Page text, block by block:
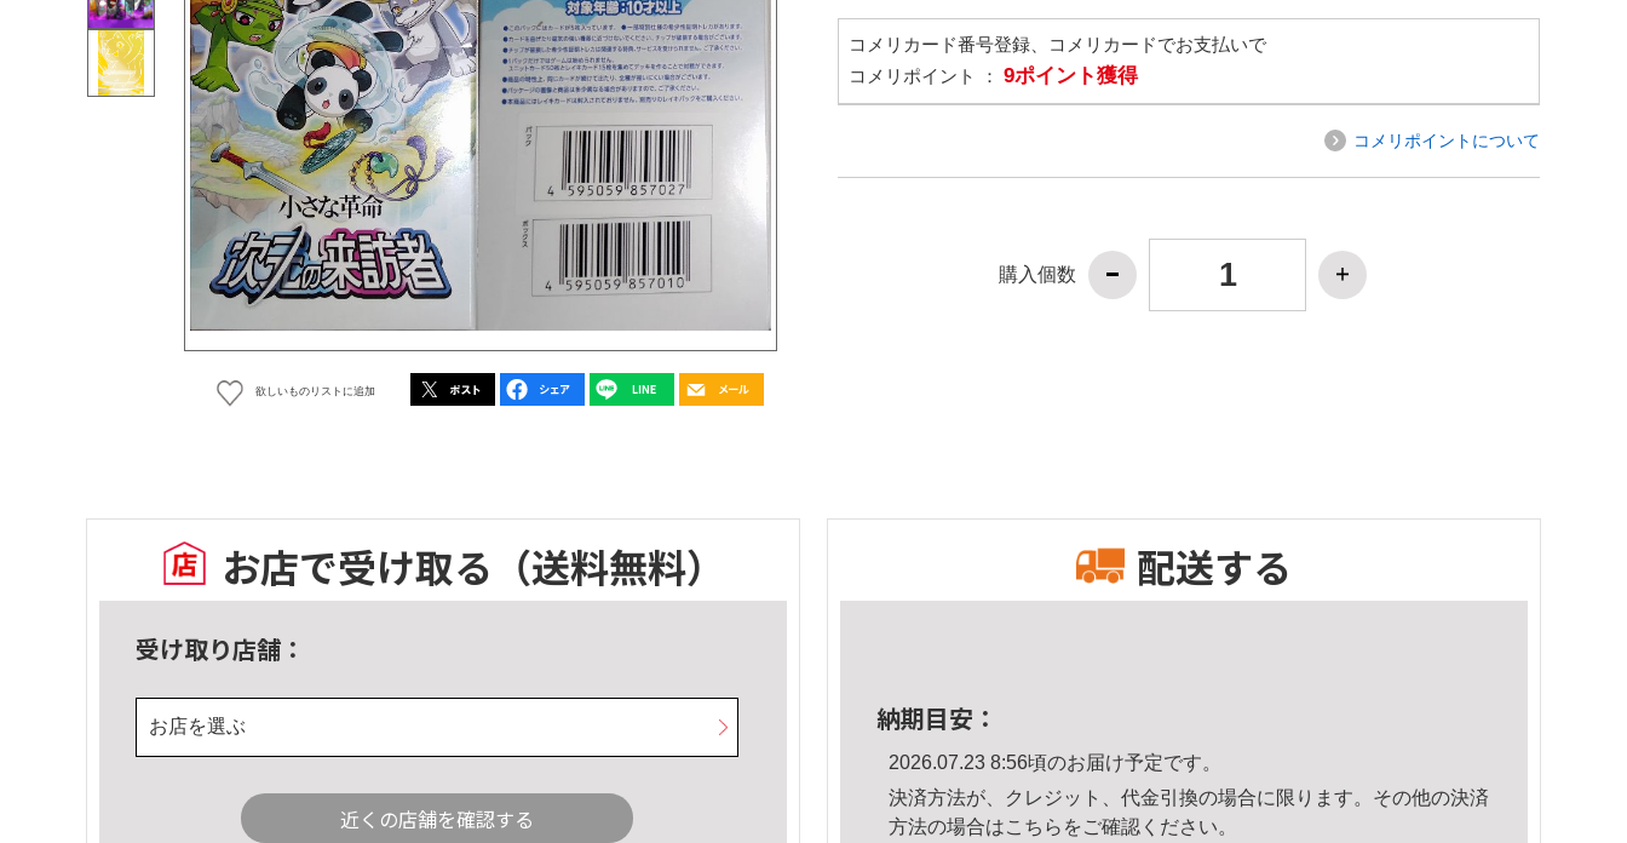
欲しいものリストに追加
コメリカード番号登録、コメリカードでお支払いで
コメリポイント ： 9ポイント獲得
コメリポイントについて
購入個数
お店で受け取る （送料無料）
受け取り店舗：
お店を選ぶ
近くの店舗を確認する
配送する
納期目安：
2026.07.23 8:56頃のお届け予定です。
決済方法が、クレジット、代金引換の場合に限ります。その他の決済
方法の場合はこちら をご確認ください。